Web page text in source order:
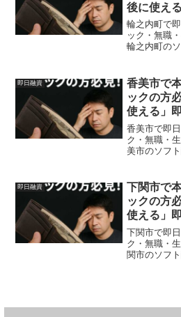
後に使え
りる方法
輪之内町で
ック・無職
輪之内町の
即日融資
香美市で
ックの方
使える」
方法を紹
香美市で即
ク・無職・
美市のソフ
即日融資
下関市で
ックの方
使える」
方法を紹
下関市で即
ク・無職・
関市のソフ